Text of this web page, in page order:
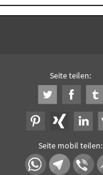
Seite teilen:
Seite mobil teilen: